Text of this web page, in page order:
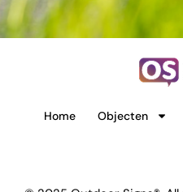
Home Objecten